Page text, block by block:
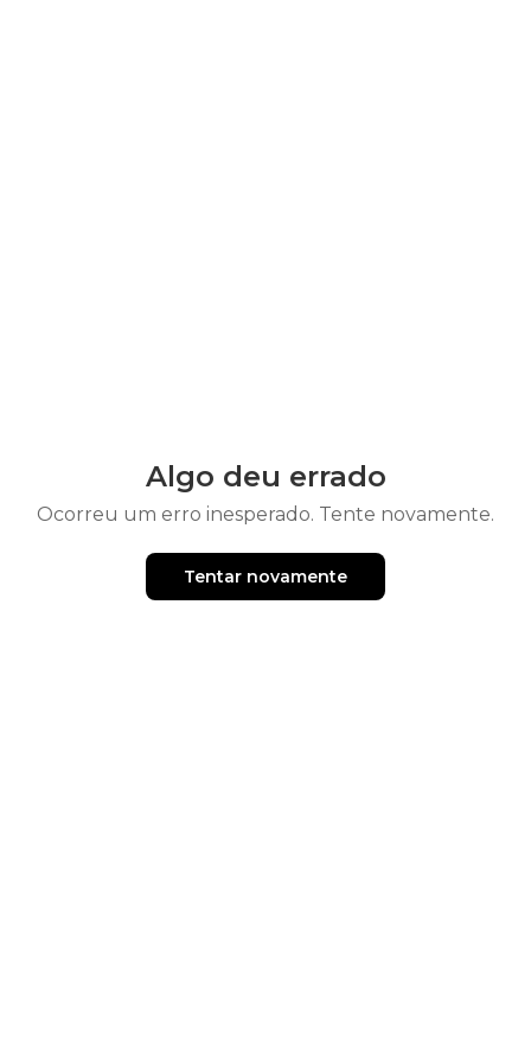
Algo deu errado
Ocorreu um erro inesperado. Tente novamente.
Tentar novamente